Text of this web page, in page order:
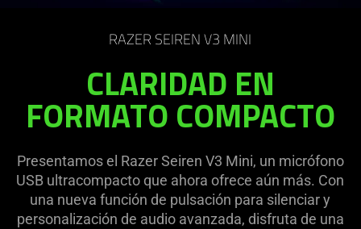
updated.
RAZER SEIREN V3 MINI
CLARIDAD EN
FORMATO COMPACTO
Presentamos el Razer Seiren V3 Mini, un micrófono
USB ultracompacto que ahora ofrece aún más. Con
una nueva función de pulsación para silenciar y
personalización de audio avanzada, disfruta de una